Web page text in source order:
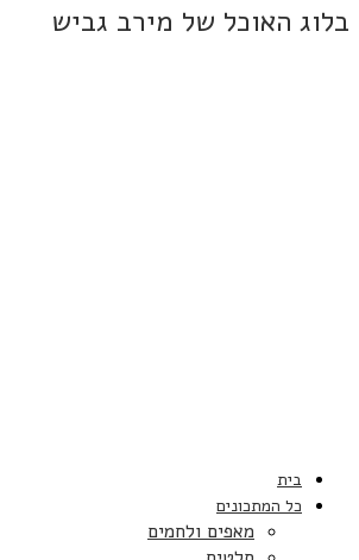
בלוג האוכל של מירב גביש
בית
כל המתכונים
מאפים ולחמים